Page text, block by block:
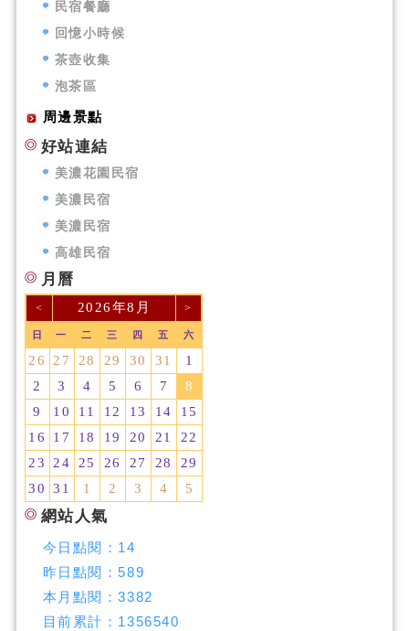
民宿餐廳
回憶小時候
茶壺收集
泡茶區
周邊景點
好站連結
美濃花園民宿
美濃民宿
美濃民宿
高雄民宿
月曆
< 2026年8月 >
日 一 二 三 四 五 六
26 27 28 29 30 31
1
2
3 4 5 6 7
8
9
10 11 12 13 14
15
16
17 18 19 20 21
22
23
24 25 26 27 28
29
30
31 1 2 3 4 5
網站人氣
今日點閱： 14
昨日點閱：589
本月點閱：3382
目前累計： 1356540